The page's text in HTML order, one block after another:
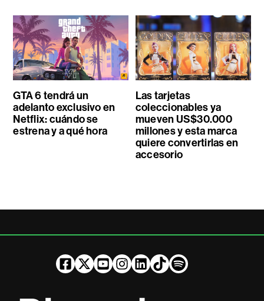
GTA 6 tendrá un
adelanto exclusivo en
Netflix: cuándo se
estrena y a qué hora
Las tarjetas
coleccionables ya
mueven US$30.000
millones y esta marca
quiere convertirlas en
accesorio